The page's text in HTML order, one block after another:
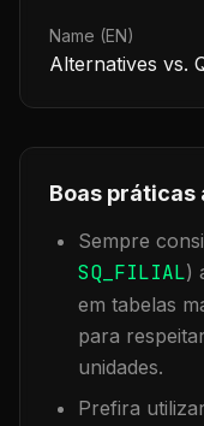
Name (EN)
Alternatives vs.
Boas práticas
Sempre
SQ_FILIAL)
em tabelas
para
unidades.
Prefira